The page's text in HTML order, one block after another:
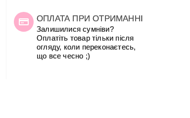
ОПЛАТА ПРИ ОТРИМАННІ
Залишилися сумніви?
Оплатіть товар тільки після
огляду, коли переконаєтесь,
що все чесно ;)